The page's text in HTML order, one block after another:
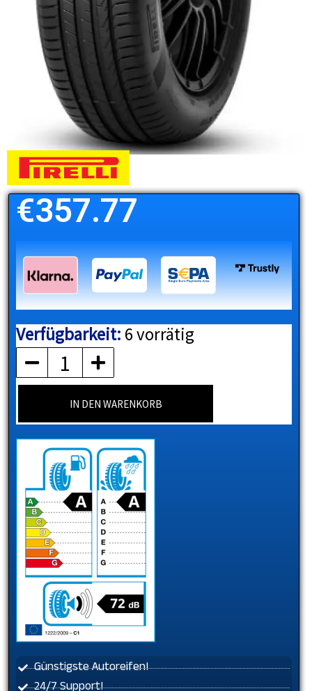
€357.77
Verfügbarkeit: 6 vorrätig
PIRELLI
Menge
IN DEN WARENKORB
Günstigste Autoreifen!